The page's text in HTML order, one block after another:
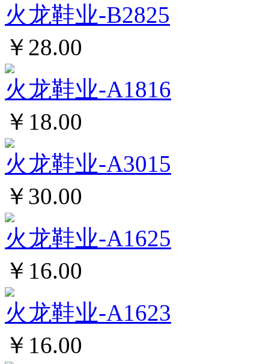
火龙鞋业-B2825
￥28.00
火龙鞋业-A1816
￥18.00
火龙鞋业-A3015
￥30.00
火龙鞋业-A1625
￥16.00
火龙鞋业-A1623
￥16.00